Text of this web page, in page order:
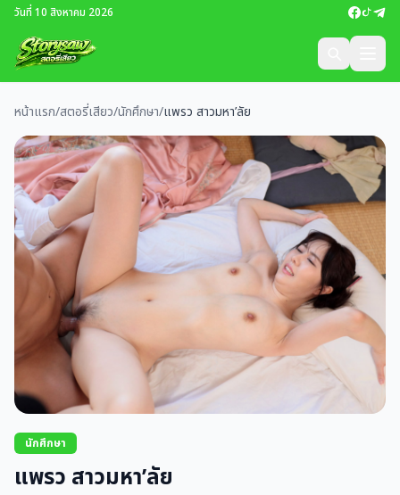
วันที่ 10 สิงหาคม 2026
หน้าแรก/สตอรี่เสียว/นักศึกษา/แพรว สาวมหา’ลัย
นักศึกษา
แพรว สาวมหา’ลัย